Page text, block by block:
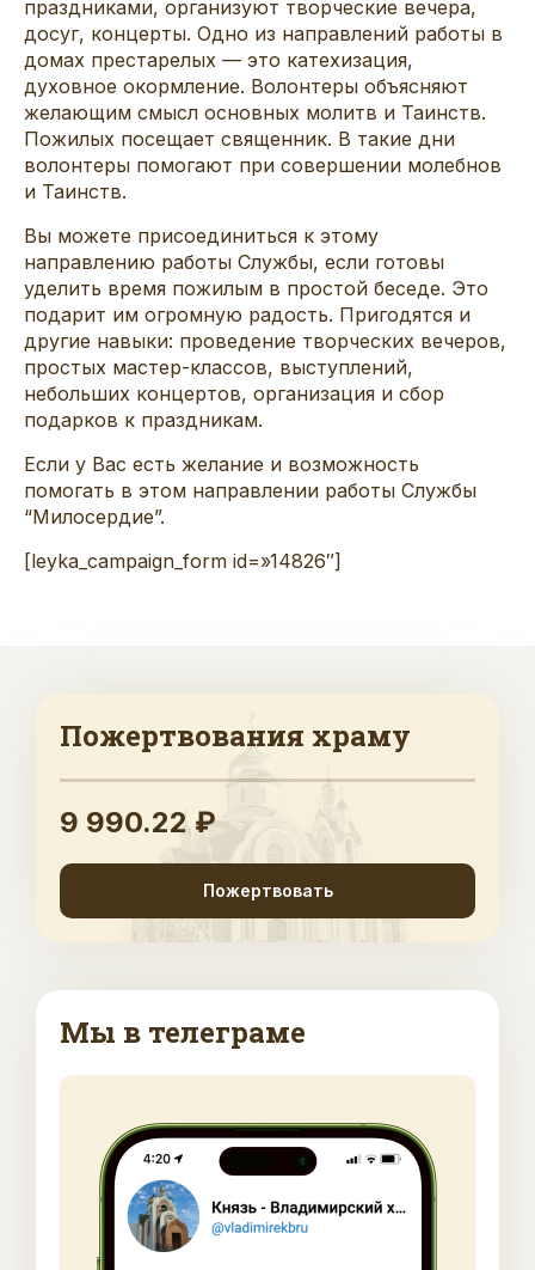
праздниками, организуют творческие вечера,
досуг, концерты. Одно из направлений работы в
домах престарелых — это катехизация,
духовное окормление. Волонтеры объясняют
желающим смысл основных молитв и Таинств.
Пожилых посещает священник. В такие дни
волонтеры помогают при совершении молебнов
и Таинств.
Вы можете присоединиться к этому
направлению работы Службы, если готовы
уделить время пожилым в простой беседе. Это
подарит им огромную радость. Пригодятся и
другие навыки: проведение творческих вечеров,
простых мастер-классов, выступлений,
небольших концертов, организация и сбор
подарков к праздникам.
Если у Вас есть желание и возможность
помогать в этом направлении работы Службы
“Милосердие”.
[leyka_campaign_form id=»14826″]
Пожертвования храму
9 990.22 ₽
Пожертвовать
Мы в телеграме